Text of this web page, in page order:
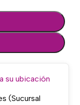
su ubicación
(Sucursal